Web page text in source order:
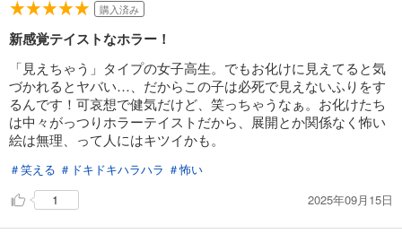
購入済み
新感覚テイストなホラー！
「見えちゃう」タイプの女子高生。でもお化けに見えてると気
づかれるとヤバい…、だからこの子は必死で見えないふりをす
るんです！可哀想で健気だけど、笑っちゃうなぁ。お化けたち
は中々がっつりホラーテイストだから、展開とか関係なく怖い
絵は無理、って人にはキツイかも。
＃笑える ＃ドキドキハラハラ ＃怖い
1
2025年09月15日